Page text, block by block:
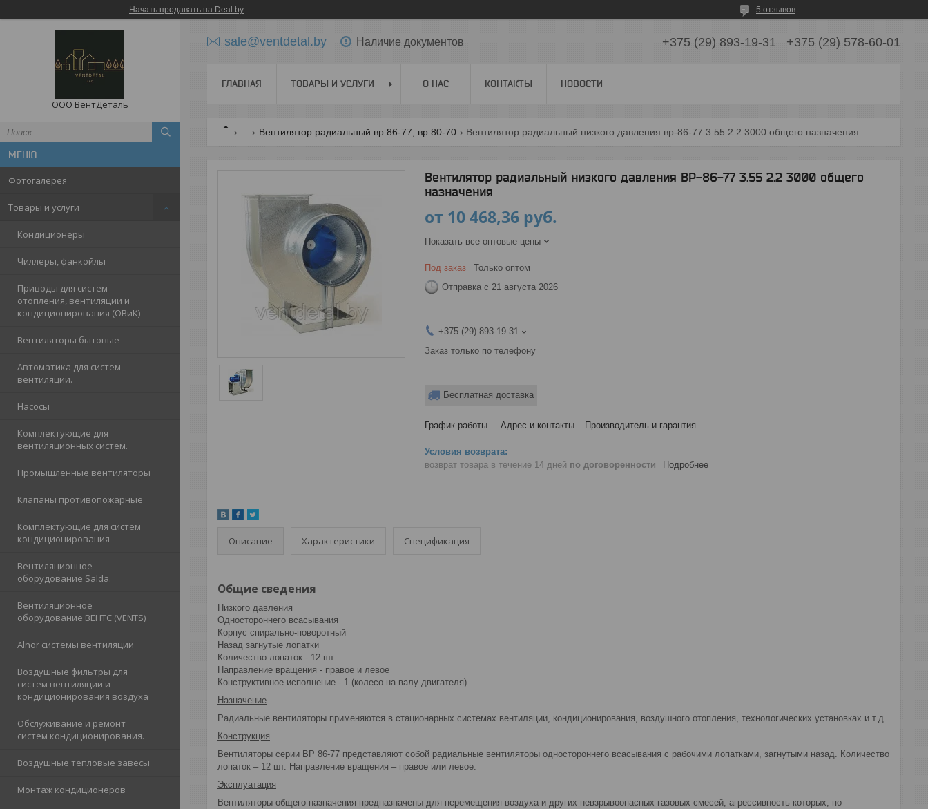
Начать продавать на Deal.by 5 отзывов
ООО ВентДеталь
Фотогалерея
Товары и услуги
Кондиционеры
Чиллеры, фанкойлы
Приводы для систем
отопления, вентиляции и
кондиционирования (ОВиК)
Вентиляторы бытовые
Автоматика для систем
вентиляции.
Насосы
Комплектующие для
вентиляционных систем.
Промышленные вентиляторы
Клапаны противопожарные
Комплектующие для систем
кондиционирования
Вентиляционное
оборудование Salda.
Вентиляционное
оборудование ВЕНТС (VENTS)
Alnor cистемы вентиляции
Воздушные фильтры для
систем вентиляции и
кондиционирования воздуха
Обслуживание и ремонт
систем кондиционирования.
Воздушные тепловые завесы
Монтаж кондиционеров
sale@ventdetal.by Наличие документов +375 (29) 893-19-31 +375 (29) 578-60-01
ГЛАВНАЯ ТОВАРЫ И УСЛУГИ О НАС КОНТАКТЫ НОВОСТИ
Вентилятор радиальный вр 86-77, вр 80-70 Вентилятор радиальный низкого давления вр-86-77 3.55 2.2 3000 общего назначения
Вентилятор радиальный низкого давления ВР-86-77 3.55 2.2 3000 общего
назначения
от 10 468,36 руб.
Показать все оптовые цены
Под заказ
Только оптом
Отправка с 21 августа 2026
+375 (29) 893-19-31
Заказ только по телефону
Бесплатная доставка
График работы Адрес и контакты Производитель и гарантия
возврат товара в течение 14 дней по договоренности Подробнее
Описание Характеристики Спецификация
Общие сведения
Низкого давления
Одностороннего всасывания
Корпус спирально-поворотный
Назад загнутые лопатки
Количество лопаток - 12 шт.
Направление вращения - правое и левое
Конструктивное исполнение - 1 (колесо на валу двигателя)
Назначение
Радиальные вентиляторы применяются в стационарных системах вентиляции, кондиционирования, воздушного отопления, технологических установках и т.д.
Конструкция
Вентиляторы серии ВР 86-77 представляют собой радиальные вентиляторы одностороннего всасывания с рабочими лопатками, загнутыми назад. Количество
лопаток – 12 шт. Направление вращения – правое или левое.
Эксплуатация
Вентиляторы общего назначения предназначены для перемещения воздуха и других невзрывоопасных газовых смесей, агрессивность которых, по